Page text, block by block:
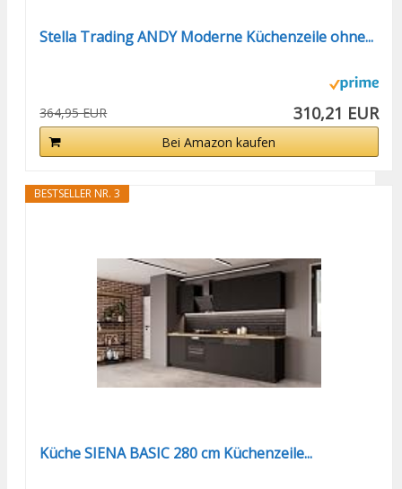
Stella Trading ANDY Moderne Küchenzeile ohne...
364,95 EUR 310,21 EUR
Bei Amazon kaufen
BESTSELLER NR. 3
Küche SIENA BASIC 280 cm Küchenzeile...